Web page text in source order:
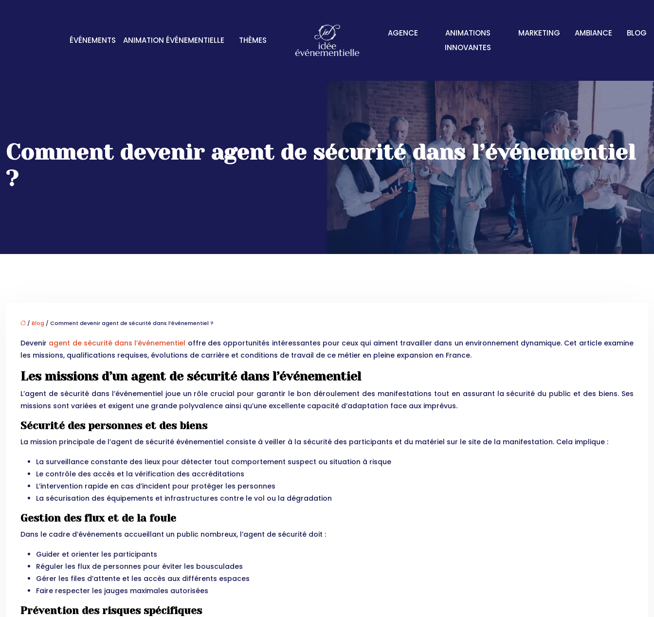
THÈMES
ANIMATION ÉVÉNEMENTIELLE
ÉVÉNEMENTS
AGENCE
ANIMATIONS
INNOVANTES
MARKETING AMBIANCE BLOG
Comment devenir agent de sécurité dans l’événementiel
?
/ Blog / Comment devenir agent de sécurité dans l’événementiel ?
Devenir agent de sécurité dans l’événementiel offre des opportunités intéressantes pour ceux qui aiment travailler dans un environnement dynamique. Cet article examine
les missions, qualifications requises, évolutions de carrière et conditions de travail de ce métier en pleine expansion en France.
Les missions d’un agent de sécurité dans l’événementiel
L’agent de sécurité dans l’événementiel joue un rôle crucial pour garantir le bon déroulement des manifestations tout en assurant la sécurité du public et des biens. Ses
missions sont variées et exigent une grande polyvalence ainsi qu’une excellente capacité d’adaptation face aux imprévus.
Sécurité des personnes et des biens
La mission principale de l’agent de sécurité événementiel consiste à veiller à la sécurité des participants et du matériel sur le site de la manifestation. Cela implique :
La surveillance constante des lieux pour détecter tout comportement suspect ou situation à risque
Le contrôle des accès et la vérification des accréditations
L’intervention rapide en cas d’incident pour protéger les personnes
La sécurisation des équipements et infrastructures contre le vol ou la dégradation
Gestion des flux et de la foule
Dans le cadre d’événements accueillant un public nombreux, l’agent de sécurité doit :
Guider et orienter les participants
Réguler les flux de personnes pour éviter les bousculades
Gérer les files d’attente et les accès aux différents espaces
Faire respecter les jauges maximales autorisées
Prévention des risques spécifiques